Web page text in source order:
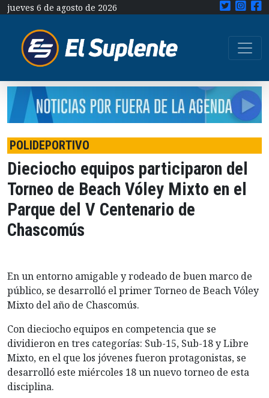
jueves 6 de agosto de 2026
POLIDEPORTIVO
Dieciocho equipos participaron del
Torneo de Beach Vóley Mixto en el
Parque del V Centenario de
Chascomús
En un entorno amigable y rodeado de buen marco de
público, se desarrolló el primer Torneo de Beach Vóley
Mixto del año de Chascomús.
Con dieciocho equipos en competencia que se
dividieron en tres categorías: Sub-15, Sub-18 y Libre
Mixto, en el que los jóvenes fueron protagonistas, se
desarrolló este miércoles 18 un nuevo torneo de esta
disciplina.